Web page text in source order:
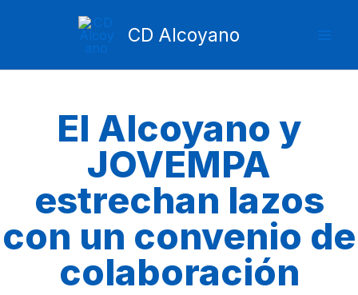
CD Alcoyano
El Alcoyano y
JOVEMPA
estrechan lazos
con un convenio de
colaboración